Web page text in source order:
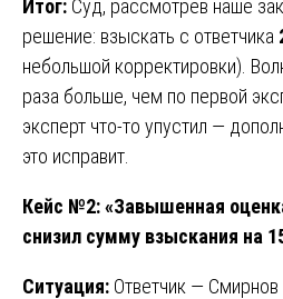
Итог: Суд, рассмотрев наше
решение: взыскать с ответчика
небольшой корректировки).
раза больше, чем по первой
эксперт что-то упустил —
это исправит.
Кейс №2: «Завышенная
снизил сумму взыскания на
Ситуация: Ответчик —